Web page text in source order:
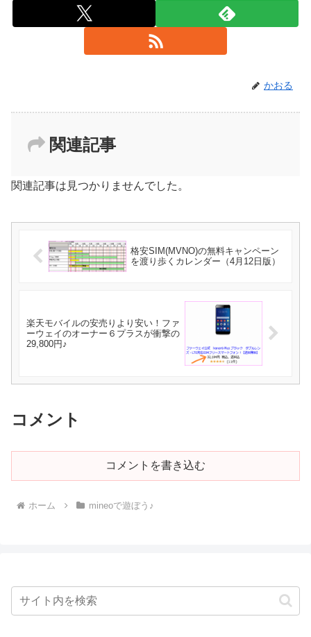
かおる
関連記事
関連記事は見つかりませんでした。
格安SIM(MVNO)の無料キャンペーン
を渡り歩くカレンダー（4月12日版）
楽天モバイルの安売りより安い！ファ
ーウェイのオーナー６プラスが衝撃の
29,800円♪
コメント
コメントを書き込む
ホーム mineoで遊ぼう♪